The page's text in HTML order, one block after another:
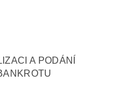
A PODÁNÍ